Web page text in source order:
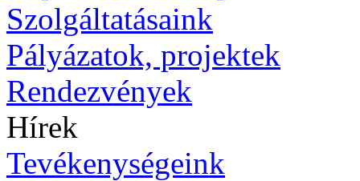
Szolgáltatásaink
Pályázatok, projektek
Rendezvények
Hírek
Tevékenységeink